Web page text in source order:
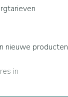
nieuwe